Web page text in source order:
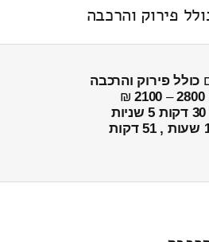
כולל פירוק והרכבה
2800
–
2100
₪
30 דקות 5 שניות
דקות